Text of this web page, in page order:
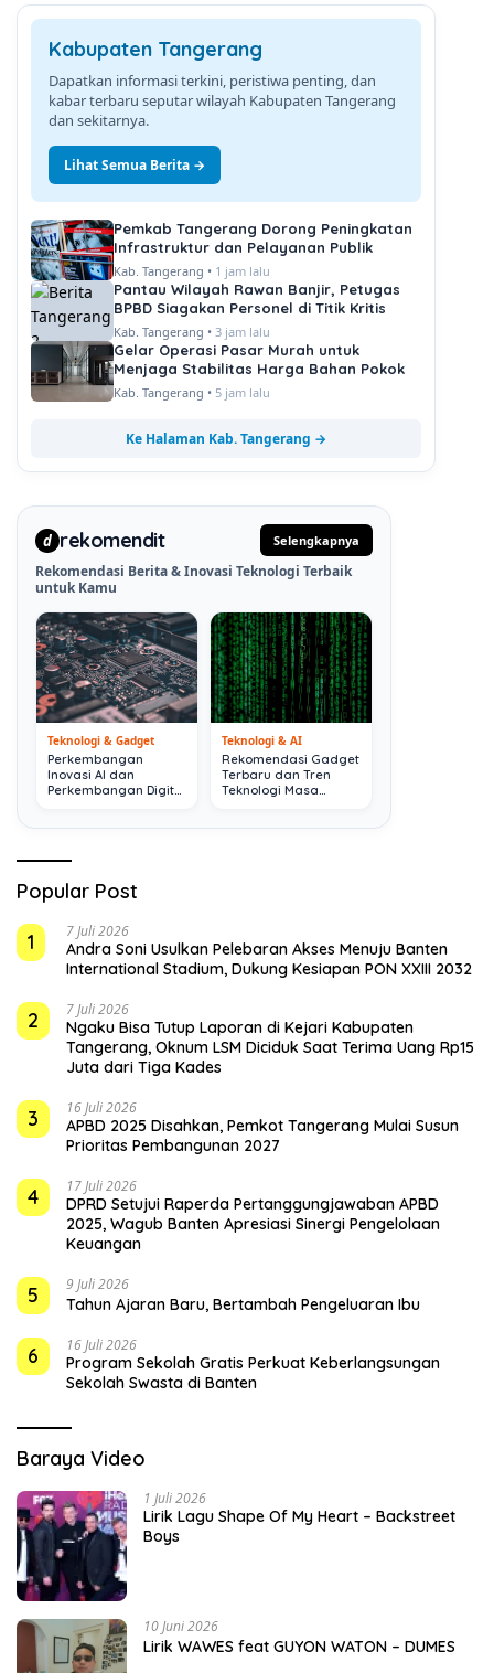
Kabupaten Tangerang
Dapatkan informasi terkini, peristiwa penting, dan
kabar terbaru seputar wilayah Kabupaten Tangerang
dan sekitarnya.
Lihat Semua Berita →
Pemkab Tangerang Dorong Peningkatan
Infrastruktur dan Pelayanan Publik
Kab. Tangerang • 1 jam lalu
Pantau Wilayah Rawan Banjir, Petugas
BPBD Siagakan Personel di Titik Kritis
Kab. Tangerang • 3 jam lalu
Gelar Operasi Pasar Murah untuk
Menjaga Stabilitas Harga Bahan Pokok
Kab. Tangerang • 5 jam lalu
Ke Halaman Kab. Tangerang →
d rekomendit Selengkapnya
Rekomendasi Berita & Inovasi Teknologi Terbaik
untuk Kamu
Teknologi & Gadget
Perkembangan
Inovasi AI dan
Perkembangan Digital
Teknologi & AI
Rekomendasi Gadget
Terbaru dan Tren
Teknologi Masa
Popular Post
1
7 Juli 2026
Andra Soni Usulkan Pelebaran Akses Menuju Banten
International Stadium, Dukung Kesiapan PON XXIII 2032
2 7 Juli 2026
Ngaku Bisa Tutup Laporan di Kejari Kabupaten
Tangerang, Oknum LSM Diciduk Saat Terima Uang Rp15
Juta dari Tiga Kades
3 16 Juli 2026
APBD 2025 Disahkan, Pemkot Tangerang Mulai Susun
Prioritas Pembangunan 2027
4 17 Juli 2026
DPRD Setujui Raperda Pertanggungjawaban APBD
2025, Wagub Banten Apresiasi Sinergi Pengelolaan
Keuangan
5 9 Juli 2026
Tahun Ajaran Baru, Bertambah Pengeluaran Ibu
6 16 Juli 2026
Program Sekolah Gratis Perkuat Keberlangsungan
Sekolah Swasta di Banten
Baraya Video
1 Juli 2026
Lirik Lagu Shape Of My Heart – Backstreet
Boys
10 Juni 2026
Lirik WAWES feat GUYON WATON – DUMES